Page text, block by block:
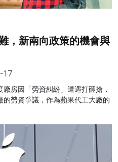
，新南向政策的機會與
17
房因「勞資糾紛」遭遇打砸搶，
勞資爭議，作為蘋果代工大廠的